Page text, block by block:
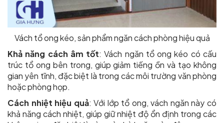
Vách tổ ong kéo, sản phẩm ngăn cách phòng hiệu quả
Khả năng cách âm tốt: Vách ngăn tổ ong kéo có cấu
trúc tổ ong bên trong, giúp giảm tiếng ồn và tạo không
gian yên tĩnh, đặc biệt là trong các môi trường văn phòng
hoặc phòng họp.
Cách nhiệt hiệu quả: Với lớp tổ ong, vách ngăn này có
khả năng cách nhiệt, giúp giữ nhiệt độ ổn định trong các